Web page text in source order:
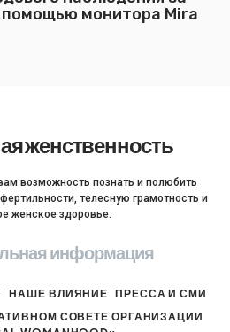
монитора Mira
женственность
возможность познать и полюбить
телесную грамотность и
женское здоровье.
информация
НАШЕ ВЛИЯНИЕ
ПРЕССА И СМИ
СОВЕТЕ ОРГАНИЗАЦИИ